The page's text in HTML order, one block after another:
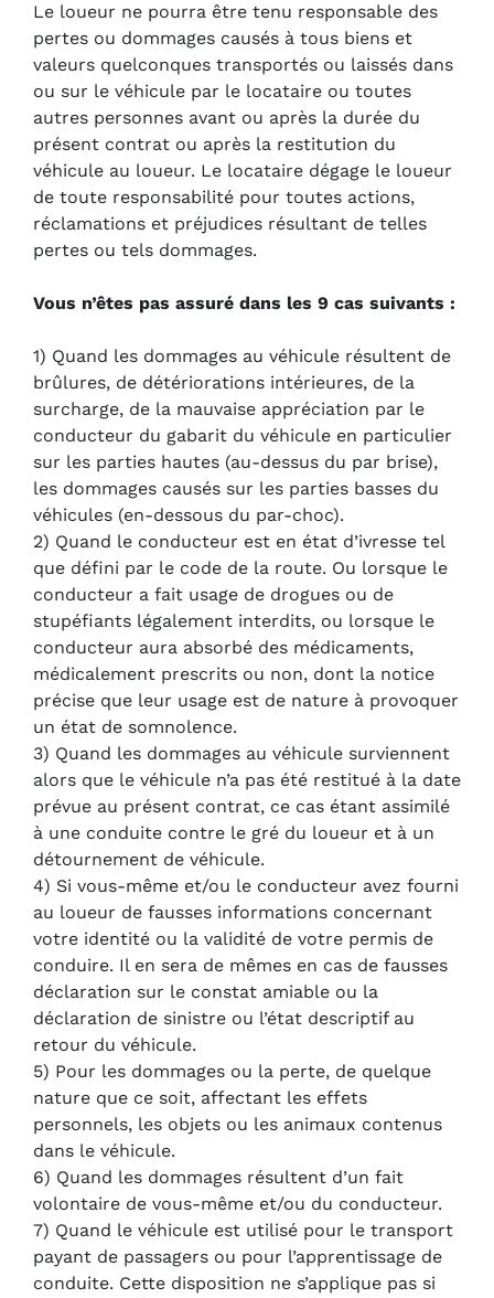
Le loueur ne pourra être tenu responsable des
pertes ou dommages causés à tous biens et
valeurs quelconques transportés ou laissés dans
ou sur le véhicule par le locataire ou toutes
autres personnes avant ou après la durée du
présent contrat ou après la restitution du
véhicule au loueur. Le locataire dégage le loueur
de toute responsabilité pour toutes actions,
réclamations et préjudices résultant de telles
pertes ou tels dommages.
Vous n’êtes pas assuré dans les 9 cas suivants :
1) Quand les dommages au véhicule résultent de
brûlures, de détériorations intérieures, de la
surcharge, de la mauvaise appréciation par le
conducteur du gabarit du véhicule en particulier
sur les parties hautes (au-dessus du par brise),
les dommages causés sur les parties basses du
véhicules (en-dessous du par-choc).
2) Quand le conducteur est en état d’ivresse tel
que défini par le code de la route. Ou lorsque le
conducteur a fait usage de drogues ou de
stupéfiants légalement interdits, ou lorsque le
conducteur aura absorbé des médicaments,
médicalement prescrits ou non, dont la notice
précise que leur usage est de nature à provoquer
un état de somnolence.
3) Quand les dommages au véhicule surviennent
alors que le véhicule n’a pas été restitué à la date
prévue au présent contrat, ce cas étant assimilé
à une conduite contre le gré du loueur et à un
détournement de véhicule.
4) Si vous-même et/ou le conducteur avez fourni
au loueur de fausses informations concernant
votre identité ou la validité de votre permis de
conduire. Il en sera de mêmes en cas de fausses
déclaration sur le constat amiable ou la
déclaration de sinistre ou l’état descriptif au
retour du véhicule.
5) Pour les dommages ou la perte, de quelque
nature que ce soit, affectant les effets
personnels, les objets ou les animaux contenus
dans le véhicule.
6) Quand les dommages résultent d’un fait
volontaire de vous-même et/ou du conducteur.
7) Quand le véhicule est utilisé pour le transport
payant de passagers ou pour l’apprentissage de
conduite. Cette disposition ne s’applique pas si